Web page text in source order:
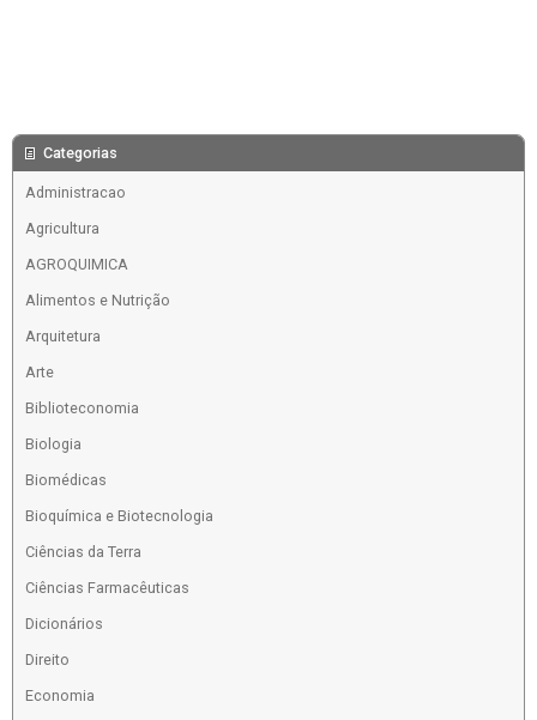
Categorias
Administracao
Agricultura
AGROQUIMICA
Alimentos e Nutrição
Arquitetura
Arte
Biblioteconomia
Biologia
Biomédicas
Bioquímica e Biotecnologia
Ciências da Terra
Ciências Farmacêuticas
Dicionários
Direito
Economia